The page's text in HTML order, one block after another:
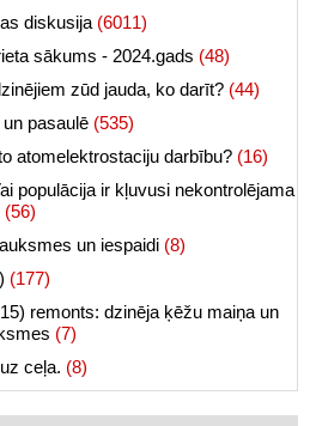
diskusija (6011)
sākums - 2024.gads (48)
zūd jauda, ko darīt? (44)
pasaulē (535)
atomelektrostaciju darbību? (16)
populācija ir kļuvusi nekontrolējama
(56)
un iespaidi (8)
(177)
remonts: dzinēja ķēžu maiņa un
(7)
ceļa. (8)